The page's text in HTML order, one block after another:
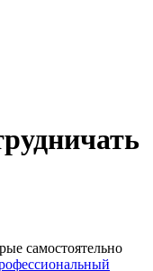
самостоятельно